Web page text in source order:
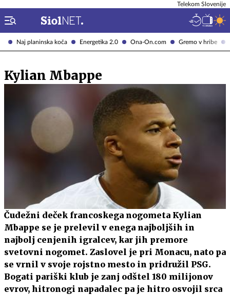
Naj planinska koča Energetika 2.0 Ona-On.com Gremo v hribe
Telekom Slovenije
Kylian Mbappe
Čudežni deček francoskega nogometa Kylian
Mbappe se je prelevil v enega najboljših in
najbolj cenjenih igralcev, kar jih premore
svetovni nogomet. Zaslovel je pri Monacu, nato pa
se vrnil v svoje rojstno mesto in pridružil PSG.
Bogati pariški klub je zanj odštel 180 milijonov
evrov, hitronogi napadalec pa je hitro osvojil srca